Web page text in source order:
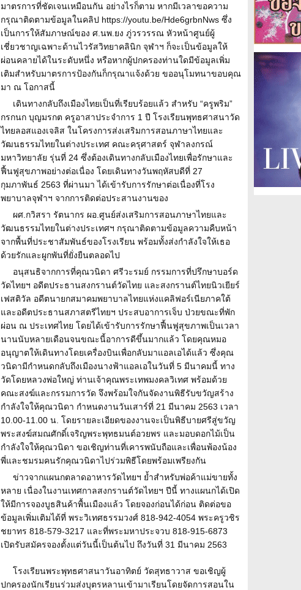
มาตรการที่ชัดเจนเหมือนกัน อย่างไรก็ตาม หากมีเวลาขอความ
กรุณาติดตามข้อมูลในคลิป https://youtu.be/Hde6grbnNws ซึ่ง
เป็นการให้สัมภาษณ์ของ ศ.นพ.ยง ภู่วรวรรณ หัวหน้าศูนย์ผู้
เชี่ยวชาญเฉพาะด้านไวรัสวิทยาคลินิก จุฬาฯ ก็จะเป็นข้อมูลให้
ผ่อนคลายได้ในระดับหนึ่ง หรือหากผู้ปกครองท่านใดมีข้อมูลเพิ่ม
เติมสำหรับมาตรการป้องกันก็กรุณาแจ้งด้วย ขออนุโมทนาขอบคุณ
มา ณ โอกาสนี้
เดินทางกลับถึงเมืองไทยเป็นที่เรียบร้อยแล้ว สำหรับ “ครูพริม”
กรกนก บุญมรกต ครูอาสาประจำการ 1 ปี โรงเรียนพุทธศาสนาวัด
ไทยลอสแองเจลิส ในโครงการส่งเสริมการสอนภาษาไทยและ
วัฒนธรรมไทยในต่างประเทศ คณะครุศาสตร์ จุฬาลงกรณ์
มหาวิทยาลัย รุ่นที่ 24 ซึ่งต้องเดินทางกลับเมืองไทยเพื่อรักษาและ
ฟื้นฟูสุขภาพอย่างต่อเนื่อง โดยเดินทางวันพฤหัสบดีที่ 27
กุมภาพันธ์ 2563 ที่ผ่านมา ได้เข้ารับการรักษาต่อเนื่องที่โรง
พยาบาลจุฬาฯ จากการติดต่อประสานงานของ
ผศ.กวิสรา รัตนากร ผอ.ศูนย์ส่งเสริมการสอนภาษาไทยและ
วัฒนธรรมไทยในต่างประเทศฯ กรุณาติดตามข้อมูลความคืบหน้า
จากพื้นที่ประชาสัมพันธ์ของโรงเรียน พร้อมทั้งส่งกำลังใจให้เธอ
ด้วยรักและผูกพันที่ยั่งยืนตลอดไป
อนุสนธิจากการที่คุณวนิดา ศรีวะรมย์ กรรมการที่ปรึกษาบอร์ด
วัดไทยฯ อดีตประธานสงกรานต์วัดไทย และสงกรานต์ไทยนิวเยียร์
เฟสติวัล อดีตนายกสมาคมพยาบาลไทยแห่งแคลิฟอร์เนียภาคใต้
และอดีตประธานสภาสตรีไทยฯ ประสบอาการเจ็บ ป่วยขณะที่พัก
ผ่อน ณ ประเทศไทย โดยได้เข้ารับการรักษาฟื้นฟูสุขภาพเป็นเวลา
นานนับหลายเดือนจนขณะนี้อาการดีขึ้นมากแล้ว โดยคุณหมอ
อนุญาตให้เดินทางโดยเครื่องบินเพื่อกลับมาแอลเอได้แล้ว ซึ่งคุณ
วนิดามีกำหนดกลับถึงเมืองนางฟ้าแอลเอในวันที่ 5 มีนาคมนี้ ทาง
วัดโดยหลวงพ่อใหญ่ ท่านเจ้าคุณพระเทพมงคลวิเทศ พร้อมด้วย
คณะสงฆ์และกรรมการวัด จึงพร้อมใจกันจัดงานพิธีรับขวัญสร้าง
กำลังใจให้คุณวนิดา กำหนดงานวันเสาร์ที่ 21 มีนาคม 2563 เวลา
10.00-11.00 น. โดยรายละเอียดของงานจะเป็นพิธีบายศรีสู่ขวัญ
พระสงฆ์สมณศักดิ์เจริญพระพุทธมนต์อวยพร และมอบดอกไม้เป็น
กำลังใจให้คุณวนิดา ขอเชิญท่านที่เคารพนับถือและเพื่อนพ้องน้อง
พี่และชมรมคนรักคุณวนิดาไปร่วมพิธีโดยพร้อมเพรียงกัน
ข่าวจากแผนกตลาดอาหารวัดไทยฯ ย้ำสำหรับพ่อค้าแม่ขายทั้ง
หลาย เนื่องในงานเทศกาลสงกรานต์วัดไทยฯ ปีนี้ ทางแผนกได้เปิด
ให้มีการจองบูธสินค้าพื้นเมืองแล้ว โดยจองก่อนได้ก่อน ติดต่อขอ
ข้อมูลเพิ่มเติมได้ที่ พระวิเทศธรรมวงศ์ 818-942-4054 พระครูวชิร
ชยาทร 818-579-3217 และที่พระมหาประจวบ 818-915-6873
เปิดรับสมัครจองตั้งแต่วันนี้เป็นต้นไป ถึงวันที่ 31 มีนาคม 2563
โรงเรียนพระพุทธศาสนาวันอาทิตย์ วัดสุทธาวาส ขอเชิญผู้
ปกครองนักเรียนร่วมส่งบุตรหลานเข้ามาเรียนโดยจัดการสอนใน